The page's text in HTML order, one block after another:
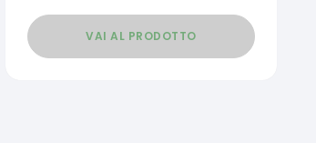
VAI AL PRODOTTO